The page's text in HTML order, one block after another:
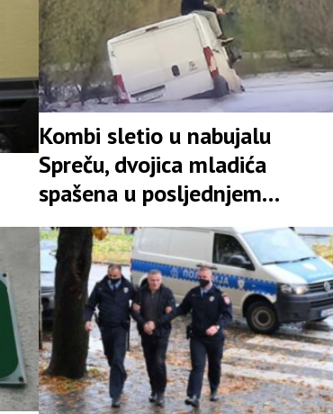
Kombi sletio u nabujalu
Spreču, dvojica mladića
spašena u posljednjem
trenutku